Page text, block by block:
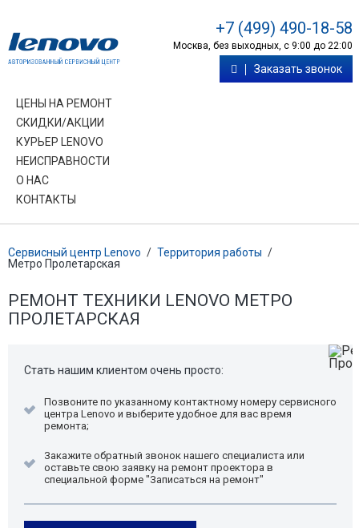
+7 (499) 490-18-58
Москва, без выходных, с 9:00 до 22:00
Заказать звонок
ЦЕНЫ НА РЕМОНТ
СКИДКИ/АКЦИИ
КУРЬЕР LENOVO
НЕИСПРАВНОСТИ
О НАС
КОНТАКТЫ
Сервисный центр Lenovo / Территория работы /
Метро Пролетарская
РЕМОНТ ТЕХНИКИ LENOVO МЕТРО
ПРОЛЕТАРСКАЯ
Стать нашим клиентом очень просто:
Позвоните по указанному контактному номеру сервисного
центра Lenovo и выберите удобное для вас время
ремонта;
Закажите обратный звонок нашего специалиста или
оставьте свою заявку на ремонт проектора в
специальной форме "Записаться на ремонт"